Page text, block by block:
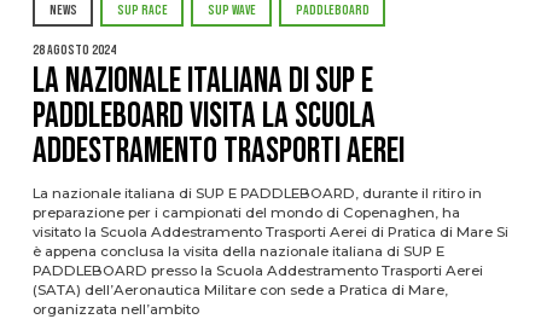
NEWS SUP RACE SUP WAVE PADDLEBOARD
28 Agosto 2024
La Nazionale Italiana di SUP E
PADDLEBOARD visita la Scuola
Addestramento Trasporti Aerei
La nazionale italiana di SUP E PADDLEBOARD, durante il ritiro in
preparazione per i campionati del mondo di Copenaghen, ha
visitato la Scuola Addestramento Trasporti Aerei di Pratica di Mare Si
è appena conclusa la visita della nazionale italiana di SUP E
PADDLEBOARD presso la Scuola Addestramento Trasporti Aerei
(SATA) dell’Aeronautica Militare con sede a Pratica di Mare,
organizzata nell’ambito